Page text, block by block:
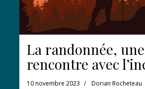
La randonnée, une
rencontre avec
10 novembre 2023 Dorian Rocheteau